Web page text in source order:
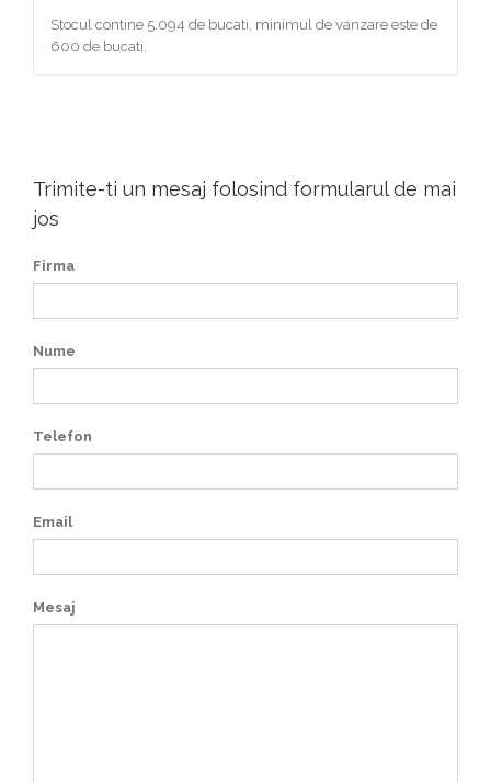
Stocul contine 5.094 de bucati, minimul de vanzare este de
600 de bucati.
Trimite-ti un mesaj folosind formularul de mai
jos
Firma
Nume
Telefon
Email
Mesaj